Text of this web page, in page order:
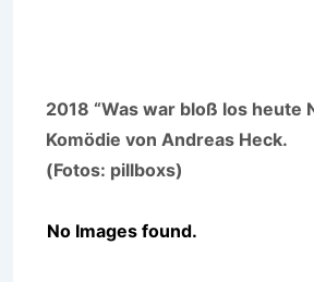
2018 “Was war bloß los heute
Komödie von Andreas Heck.
(Fotos: pillboxs)
No Images found.